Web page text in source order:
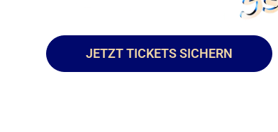
JETZT TICKETS SICHERN